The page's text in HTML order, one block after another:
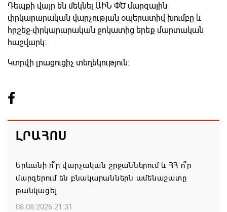
Դեպքի վայր են մեկնել ԱԻՆ ՓԾ մարզային
փրկարարական վարչության օպերատիվ խումբը և
հրշեջ-փրկարարական ջոկատից երեք մարտական
հաշվարկ:
Կտրվի լրացուցիչ տեղեկություն:
ԼՐԱՀՈՍ
Երևանի ո՞ր վարչական շրջաններում և ՀՀ ո՞ր
մարզերում են բնակարաններն ամենաշատը
թանկացել
08.08.2026 21:31